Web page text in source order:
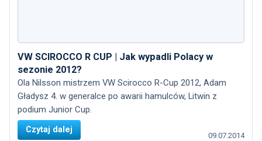
VW SCIROCCO R CUP | Jak wypadli Polacy w
sezonie 2012?
Ola Nilsson mistrzem VW Scirocco R-Cup 2012, Adam
Gładysz 4. w generalce po awarii hamulców, Litwin z
podium Junior Cup.
Czytaj dalej
09.07.2014